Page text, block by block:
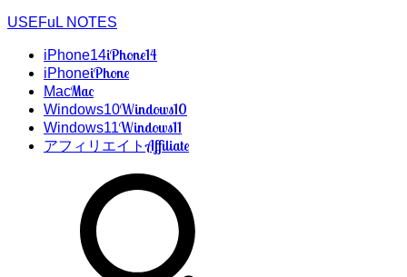
USEFuL NOTES
iPhone14iPhone14
iPhoneiPhone
MacMac
Windows10Windows10
Windows11Windows11
アフィリエイトAffiliate